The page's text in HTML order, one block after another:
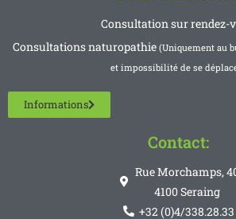
Consultation sur rendez-
Consultations naturopathie (Uniquement au
et impossibilité de se
Informations
Contact:
Rue Morchamps,
4100 Seraing
+32 (0)4/338.28.33